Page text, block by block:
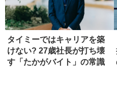
タイミーではキャリアを築
けない? 27歳社長が打ち壊
す「たかがバイト」の常識